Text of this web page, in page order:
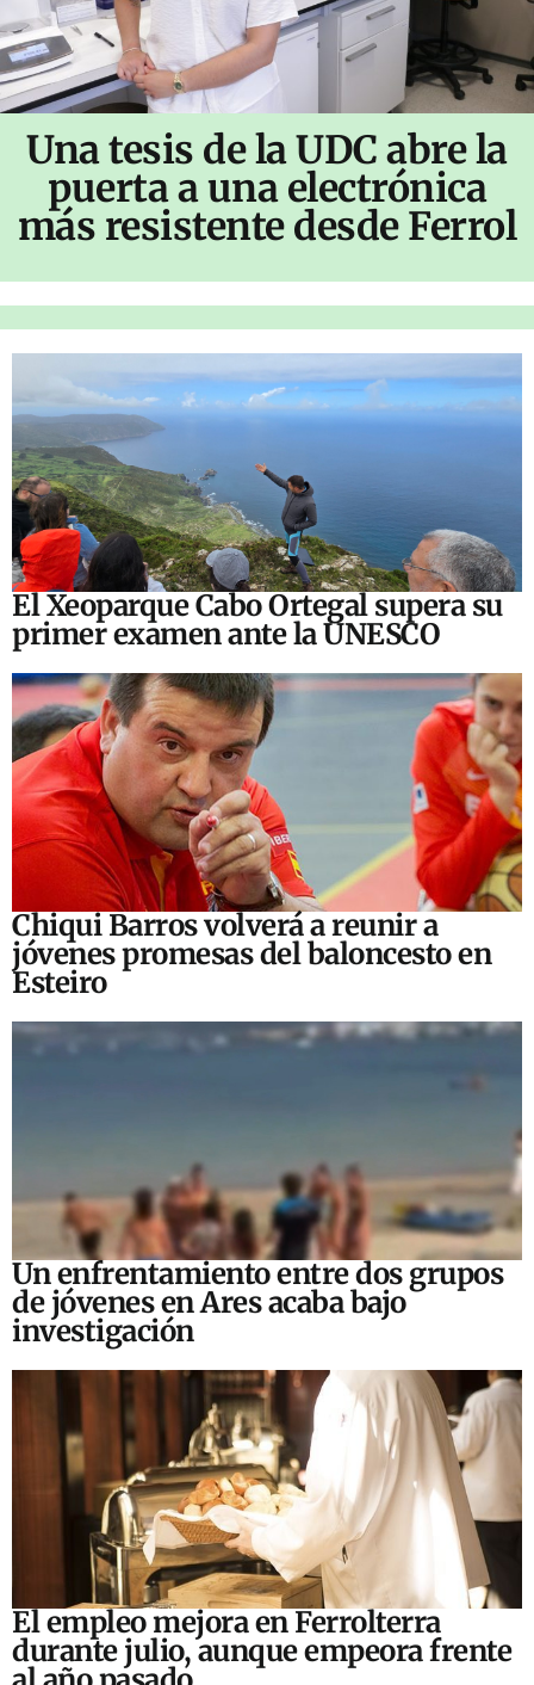
Una tesis de la UDC abre la
puerta a una electrónica
más resistente desde Ferrol
El Xeoparque Cabo Ortegal supera su
primer examen ante la UNESCO
Chiqui Barros volverá a reunir a
jóvenes promesas del baloncesto en
Esteiro
Un enfrentamiento entre dos grupos
de jóvenes en Ares acaba bajo
investigación
El empleo mejora en Ferrolterra
durante julio, aunque empeora frente